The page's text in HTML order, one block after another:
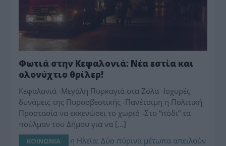
Φωτιά στην Κεφαλονιά: Νέα εστία και
ολονύχτιο θρίλερ!
Κεφαλονιά -Μεγάλη Πυρκαγιά στα Ζόλα -Ισχυρές
δυνάμεις της Πυροσβεστικής -Πανέτοιμη η Πολιτική
Προστασία να εκκενώσει το χωριό -Στο “πόδι” τα
πούλμαν του Δήμου για να […]
ΚΟΙΝΩΝΙΑ